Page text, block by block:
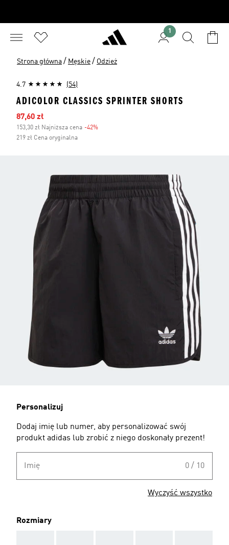
1
Strona główna / Męskie / Odzież
4.7 (54)
ADICOLOR CLASSICS SPRINTER SHORTS
Ceny na wyprzedaży
87,60 zł
153,30 zł Najniższa cena -42%
219 zł Cena oryginalna
Personalizuj
Dodaj imię lub numer, aby personalizować swój
produkt adidas lub zrobić z niego doskonały prezent!
Imię 0 / 10
Wyczyść wszystko
Rozmiary